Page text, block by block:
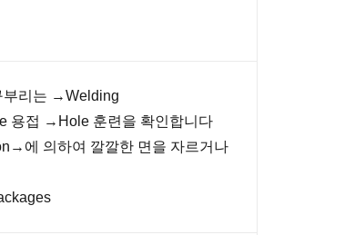
리는 →Welding
용접 →Hole 훈련을 확인합니다
에 의하여 깔깔한 면을 자르거나